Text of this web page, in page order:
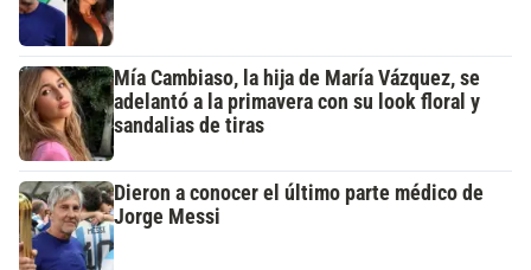
Mía Cambiaso, la hija de María Vázquez, se
adelantó a la primavera con su look floral y
sandalias de tiras
Dieron a conocer el último parte médico de
Jorge Messi